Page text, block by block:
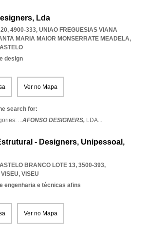
Lda
20, 4900-333, UNIAO FREGUESIAS VIANA
MARIA MAIOR MONSERRATE MEADELA,
design
Ver no Mapa
search for:
...AFONSO DESIGNERS, LDA...
- Designers, Unipessoal,
BRANCO LOTE 13, 3500-393,
, VISEU
engenharia e técnicas afins
Ver no Mapa